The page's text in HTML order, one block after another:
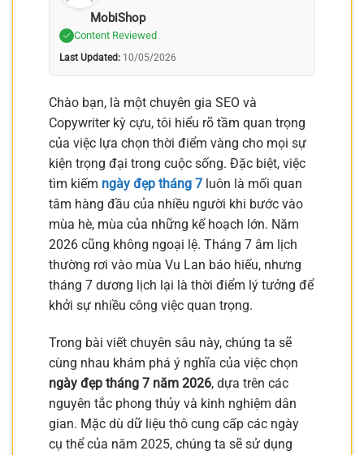
MobiShop
Content Reviewed
Last Updated: 10/05/2026
Chào bạn, là một chuyên gia SEO và
Copywriter kỳ cựu, tôi hiểu rõ tầm quan trọng
của việc lựa chọn thời điểm vàng cho mọi sự
kiện trọng đại trong cuộc sống. Đặc biệt, việc
tìm kiếm ngày đẹp tháng 7 luôn là mối quan
tâm hàng đầu của nhiều người khi bước vào
mùa hè, mùa của những kế hoạch lớn. Năm
2026 cũng không ngoại lệ. Tháng 7 âm lịch
thường rơi vào mùa Vu Lan báo hiếu, nhưng
tháng 7 dương lịch lại là thời điểm lý tưởng để
khởi sự nhiều công việc quan trọng.
Trong bài viết chuyên sâu này, chúng ta sẽ
cùng nhau khám phá ý nghĩa của việc chọn
ngày đẹp tháng 7 năm 2026, dựa trên các
nguyên tắc phong thủy và kinh nghiệm dân
gian. Mặc dù dữ liệu thô cung cấp các ngày
cụ thể của năm 2025, chúng ta sẽ sử dụng